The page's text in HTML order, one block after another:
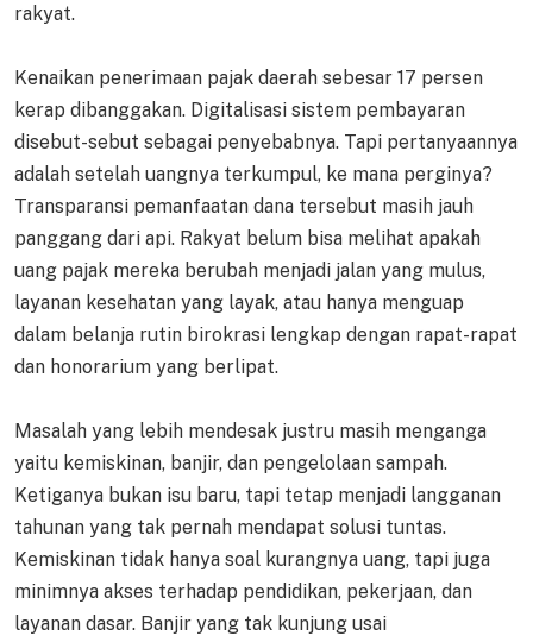
rakyat.
Kenaikan penerimaan pajak daerah sebesar 17 persen
kerap dibanggakan. Digitalisasi sistem pembayaran
disebut-sebut sebagai penyebabnya. Tapi pertanyaannya
adalah setelah uangnya terkumpul, ke mana perginya?
Transparansi pemanfaatan dana tersebut masih jauh
panggang dari api. Rakyat belum bisa melihat apakah
uang pajak mereka berubah menjadi jalan yang mulus,
layanan kesehatan yang layak, atau hanya menguap
dalam belanja rutin birokrasi lengkap dengan rapat-rapat
dan honorarium yang berlipat.
Masalah yang lebih mendesak justru masih menganga
yaitu kemiskinan, banjir, dan pengelolaan sampah.
Ketiganya bukan isu baru, tapi tetap menjadi langganan
tahunan yang tak pernah mendapat solusi tuntas.
Kemiskinan tidak hanya soal kurangnya uang, tapi juga
minimnya akses terhadap pendidikan, pekerjaan, dan
layanan dasar. Banjir yang tak kunjung usai